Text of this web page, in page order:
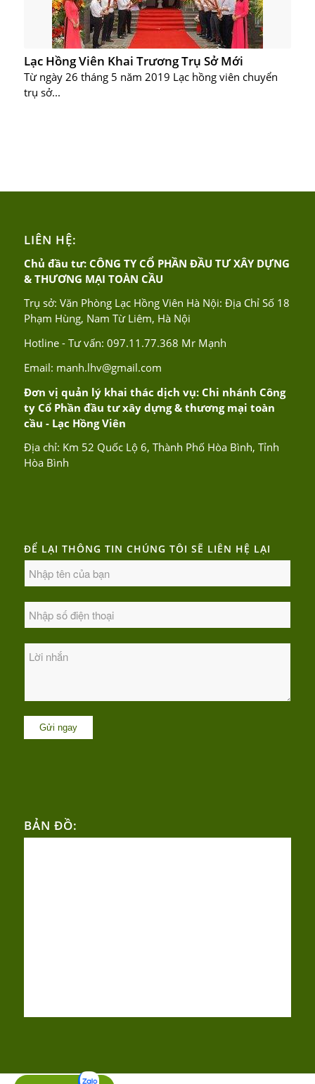
Lạc Hồng Viên Khai Trương Trụ Sở Mới
Từ ngày 26 tháng 5 năm 2019 Lạc hồng viên chuyển
trụ sở...
LIÊN HỆ:
Chủ đầu tư: CÔNG TY CỔ PHẦN ĐẦU TƯ XÂY DỰNG
& THƯƠNG MẠI TOÀN CẦU
Trụ sở: Văn Phòng Lạc Hồng Viên Hà Nội: Địa Chỉ Số 18
Phạm Hùng, Nam Từ Liêm, Hà Nội
Hotline - Tư vấn: 097.11.77.368 Mr Mạnh
Email: manh.lhv@gmail.com
Đơn vị quản lý khai thác dịch vụ: Chi nhánh Công
ty Cổ Phần đầu tư xây dựng & thương mại toàn
cầu - Lạc Hồng Viên
Địa chỉ: Km 52 Quốc Lộ 6, Thành Phố Hòa Bình, Tỉnh
Hòa Bình
ĐỂ LẠI THÔNG TIN CHÚNG TÔI SẼ LIÊN HỆ LẠI
BẢN ĐỒ: